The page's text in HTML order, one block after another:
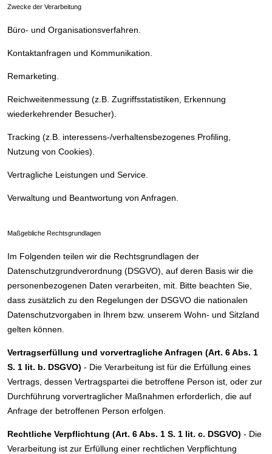
Zwecke der Verarbeitung
Büro- und Organisationsverfahren.
Kontaktanfragen und Kommunikation.
Remarketing.
Reichweitenmessung (z.B. Zugriffsstatistiken, Erkennung
wiederkehrender Besucher).
Tracking (z.B. interessens-/verhaltensbezogenes Profiling,
Nutzung von Cookies).
Vertragliche Leistungen und Service.
Verwaltung und Beantwortung von Anfragen.
Maßgebliche Rechtsgrundlagen
Im Folgenden teilen wir die Rechtsgrundlagen der
Datenschutzgrundverordnung (DSGVO), auf deren Basis wir die
personenbezogenen Daten verarbeiten, mit. Bitte beachten Sie,
dass zusätzlich zu den Regelungen der DSGVO die nationalen
Datenschutzvorgaben in Ihrem bzw. unserem Wohn- und Sitzland
gelten können.
Vertragserfüllung und vorvertragliche Anfragen (Art. 6 Abs. 1
S. 1 lit. b. DSGVO) - Die Verarbeitung ist für die Erfüllung eines
Vertrags, dessen Vertragspartei die betroffene Person ist, oder zur
Durchführung vorvertraglicher Maßnahmen erforderlich, die auf
Anfrage der betroffenen Person erfolgen.
Rechtliche Verpflichtung (Art. 6 Abs. 1 S. 1 lit. c. DSGVO) - Die
Verarbeitung ist zur Erfüllung einer rechtlichen Verpflichtung